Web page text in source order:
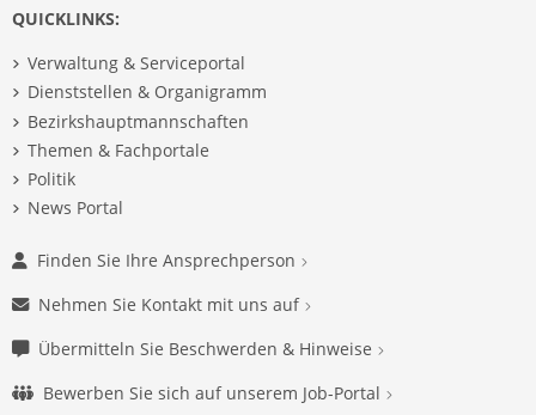
QUICKLINKS:
Verwaltung & Serviceportal
Dienststellen & Organigramm
Bezirkshauptmannschaften
Themen & Fachportale
Politik
News Portal
Finden Sie Ihre Ansprechperson
Nehmen Sie Kontakt mit uns auf
Übermitteln Sie Beschwerden & Hinweise
Bewerben Sie sich auf unserem Job-Portal